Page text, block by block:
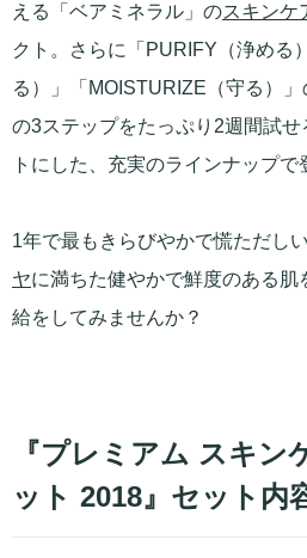
える「ベアミネラル」のスキンケ
クト。さらに「PURIFY（浄める
る）」「MOISTURIZE（守る）」
の3ステップをたっぷり2週間試
トにした、充実のラインナップで
1年で最もきらびやかで慌ただし
ヤに満ちた健やかで鮮度のある
給をしてみませんか？
『プレミアム スキン
ット 2018』セット内